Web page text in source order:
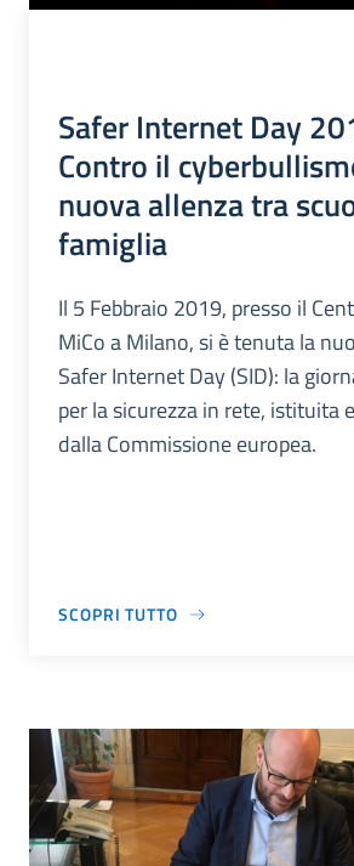
Safer Internet Day
Contro il
nuova allenza tra
famiglia
Il 5 Febbraio 2019, presso il
MiCo a Milano, si è tenuta la
Safer Internet Day (SID): la
per la sicurezza in rete, istituita
dalla Commissione europea.
SCOPRI TUTTO